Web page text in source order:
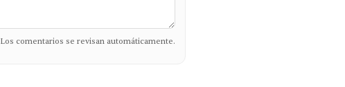
Los comentarios se revisan automáticamente.